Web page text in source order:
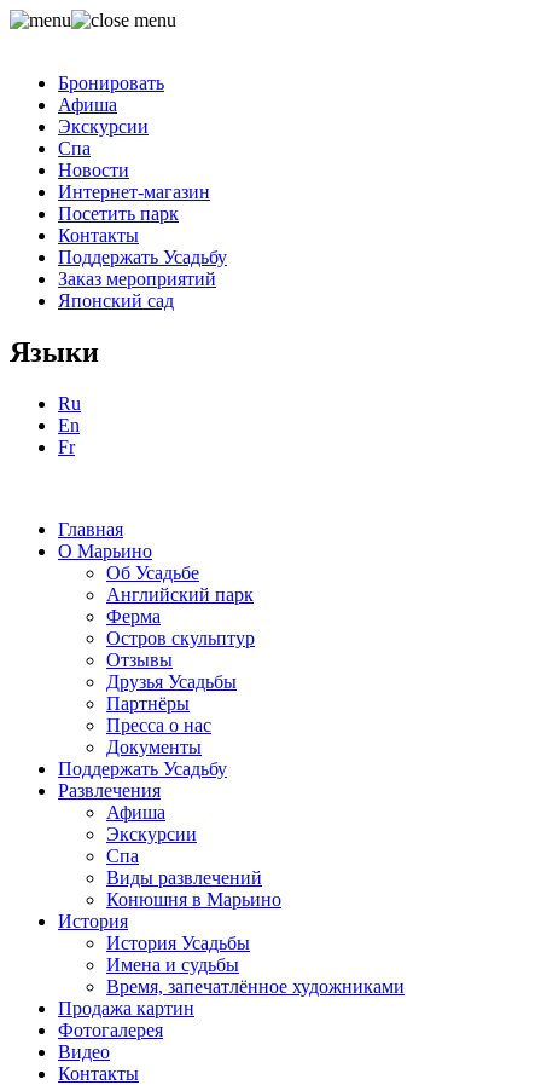
Бронировать
Афиша
Экскурсии
Спа
Новости
Интернет-магазин
Посетить парк
Контакты
Поддержать Усадьбу
Заказ мероприятий
Японский сад
Языки
Ru
En
Fr
Главная
О Марьино
Об Усадьбе
Английский парк
Ферма
Остров скульптур
Отзывы
Друзья Усадьбы
Партнёры
Пресса о нас
Документы
Поддержать Усадьбу
Развлечения
Афиша
Экскурсии
Спа
Виды развлечений
Конюшня в Марьино
История
История Усадьбы
Имена и судьбы
Время, запечатлённое художниками
Продажа картин
Фотогалерея
Видео
Контакты